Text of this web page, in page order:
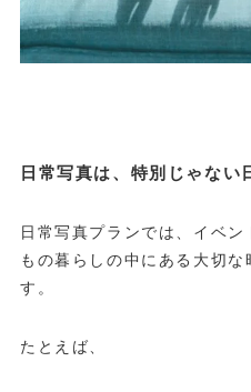
日常写真は、特別じゃない
日常写真プランでは、イベ
もの暮らしの中にある大切
す。
たとえば、